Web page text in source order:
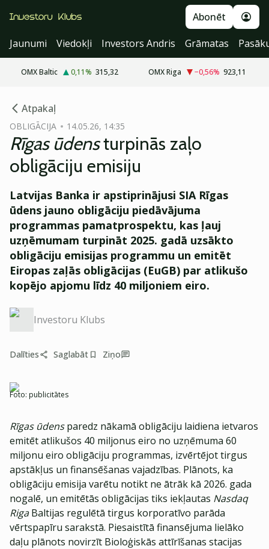
Abonēt
Jaunumi
Viedokļi Investors Andris Grāmatas
OMX Baltic 0,11% 315,32 OMX Riga −0,56% 923,11
Atpakaļ
OBLIGĀCIJA 14.05.26, 14:35
Rīgas ūdensturpinās zaļo
obligāciju emisiju
Latvijas Banka ir apstiprinājusi SIA Rīgas
ūdens jauno obligāciju piedāvājuma
programmas pamatprospektu, kas ļauj
uzņēmumam turpināt 2025. gadā uzsākto
obligāciju emisijas programmu un emitēt
Eiropas zaļās obligācijas (EuGB) par atlikušo
kopējo apjomu līdz 40 miljoniem eiro.
Investoru Klubs
Dalīties Saglabāt Ziņo
Foto: publicitātes
Rīgas ūdensparedz nākamā obligāciju laidiena ietvaros
emitēt atlikušos 40 miljonus eiro no uzņēmuma 60
miljonu eiro obligāciju programmas, izvērtējot tirgus
apstākļus un finansēšanas vajadzības. Plānots, ka
obligāciju emisija varētu notikt ne ātrāk kā 2026. gada
nogalē, un emitētās obligācijas tiks iekļautas Nasdaq
RigaBaltijas regulētā tirgus korporatīvo parāda
vērtspapīru sarakstā. Piesaistītā finansējuma lielāko
daļu plānots novirzīt Bioloģiskās attīrīšanas stacijas